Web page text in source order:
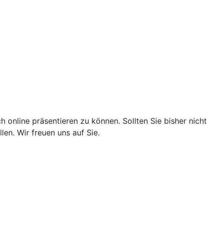
online präsentieren zu können. Sollten Sie bisher nicht
Wir freuen uns auf Sie.